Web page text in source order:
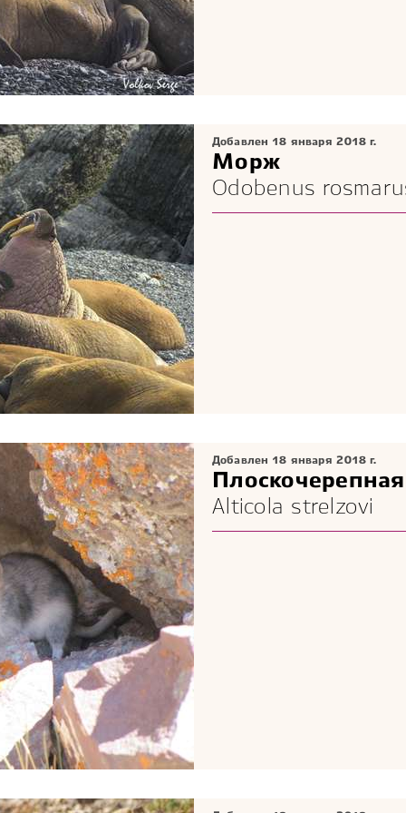
Добавлен 18 января 2018 г.
Морж
Odobenus
Добавлен 18 января 2018 г.
Alticola strelzovi